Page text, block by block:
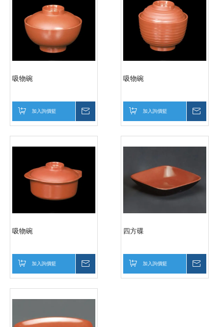
吸物碗
加入詢價籃
吸物碗
加入詢價籃
吸物碗
加入詢價籃
四方碟
加入詢價籃